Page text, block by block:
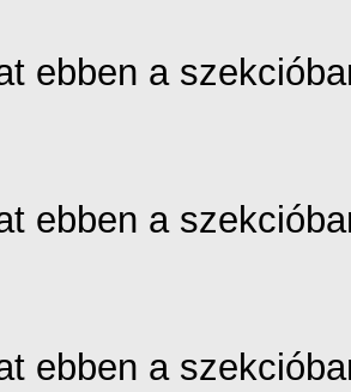
ebben a
ebben a
ebben a